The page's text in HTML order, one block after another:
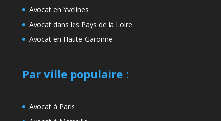
Avocat en Yvelines
Avocat dans les Pays de la Loire
Avocat en Haute-Garonne
Par ville populaire:
Avocat à Paris